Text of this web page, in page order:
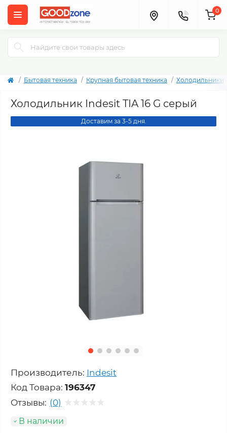
0
Бытовая техника Крупная бытовая техника Холодильники
Холодильник Indesit TIA 16 G серый
Доставим за 3-5 дня.
Производитель: Indesit
Код Товара: 196347
Отзывы: (0)
В наличии